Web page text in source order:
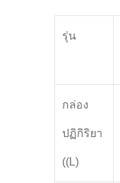
รุ่น
กล่อง
ปฏิกิริยา
((L)